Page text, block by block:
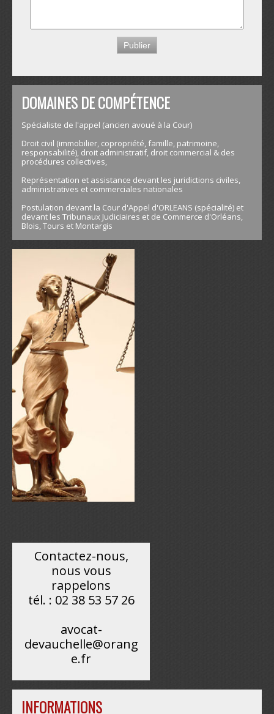
DOMAINES DE COMPÉTENCE
Spécialiste de l'appel (ancien avoué à la Cour)
Droit civil (immobilier, copropriété, famille, patrimoine,
responsabilité), droit administratif, droit commercial & des
procédures collectives,
Représentation et assistance devant les juridictions civiles,
administratives et commerciales nationales
Postulation devant la Cour d'Appel d'ORLEANS (spécialité) et
devant les Tribunaux Judiciaires et de Commerce d'Orléans,
Blois, Tours et Montargis
Contactez-nous,
nous vous
rappelons
tél. : 02 38 53 57 26
avocat-
devauchelle@orang
e.fr
INFORMATIONS